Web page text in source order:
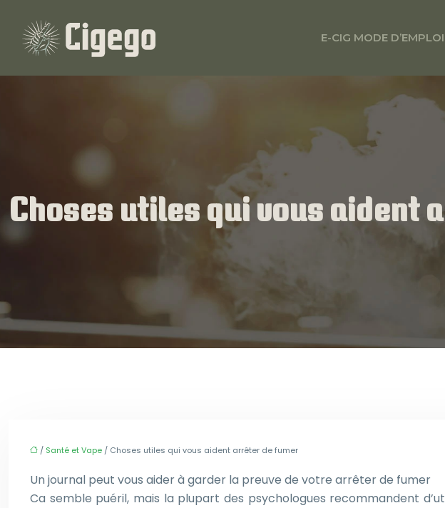
E-CIG MODE D’EMPLOI
Choses utiles qui vous aident
/ Santé et Vape / Choses utiles qui vous aident arrêter de fumer
Un journal peut vous aider à garder la preuve de votre arrêter de fumer
Ca semble puéril, mais la plupart des psychologues recommandent